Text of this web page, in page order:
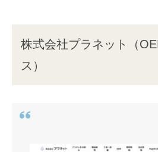
株式会社プラネット（
ス）